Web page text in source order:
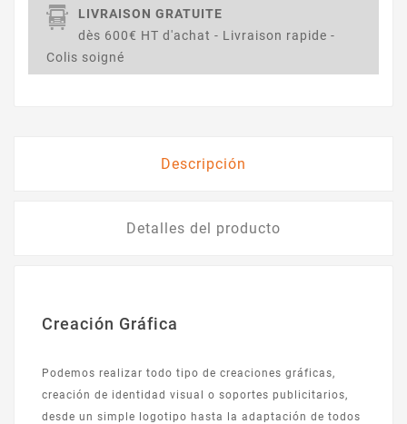
LIVRAISON GRATUITE
dès 600€ HT d'achat - Livraison rapide -
Colis soigné
Descripción
Detalles del producto
Creación Gráfica
Podemos realizar todo tipo de creaciones gráficas,
creación de identidad visual o soportes publicitarios,
desde un simple logotipo hasta la adaptación de todos